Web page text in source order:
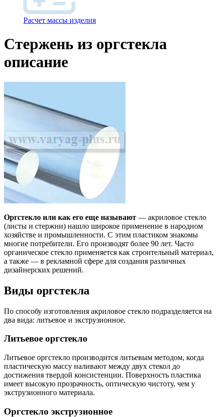
Расчет массы изделия
Стержень из оргстекла
описание
Оргстекло или как его еще называют — акриловое стекло
(листы и стержни) нашло широкое применение в народном
хозяйстве и промышленности. С этим пластиком знакомы
многие потребители. Его производят более 90 лет. Часто
органическое стекло применяется как строительный материал,
а также — в рекламной сфере для создания различных
дизайнерских решений.
Виды оргстекла
По способу изготовления акриловое стекло подразделяется на
два вида: литьевое и экструзионное.
Литьевое оргстекло
Литьевое оргстекло производится литьевым методом, когда
пластическую массу наливают между двух стекол до
достижения твердой консистенции. Поверхность пластика
имеет высокую прозрачность, оптическую чистоту, чем у
экструзионного материала.
Оргстекло экструзионное